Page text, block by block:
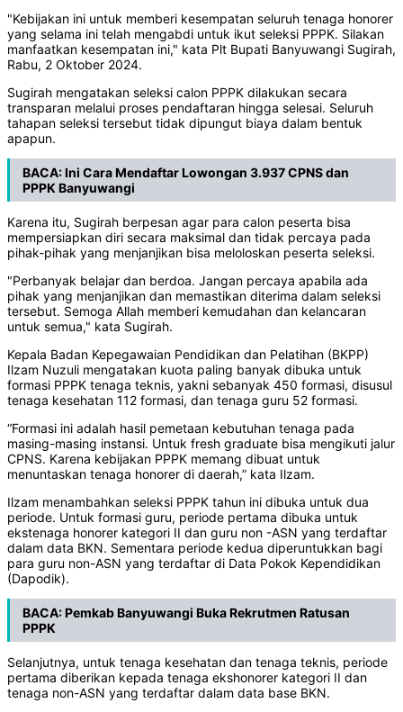
"Kebijakan ini untuk memberi kesempatan seluruh tenaga honorer
yang selama ini telah mengabdi untuk ikut seleksi PPPK. Silakan
manfaatkan kesempatan ini," kata Plt Bupati Banyuwangi Sugirah,
Rabu, 2 Oktober 2024.
Sugirah mengatakan seleksi calon PPPK dilakukan secara
transparan melalui proses pendaftaran hingga selesai. Seluruh
tahapan seleksi tersebut tidak dipungut biaya dalam bentuk
apapun.
BACA:Ini Cara Mendaftar Lowongan 3.937 CPNS dan
PPPK Banyuwangi
Karena itu, Sugirah berpesan agar para calon peserta bisa
mempersiapkan diri secara maksimal dan tidak percaya pada
pihak-pihak yang menjanjikan bisa meloloskan peserta seleksi.
"Perbanyak belajar dan berdoa. Jangan percaya apabila ada
pihak yang menjanjikan dan memastikan diterima dalam seleksi
tersebut. Semoga Allah memberi kemudahan dan kelancaran
untuk semua," kata Sugirah.
Kepala Badan Kepegawaian Pendidikan dan Pelatihan (BKPP)
Ilzam Nuzuli mengatakan kuota paling banyak dibuka untuk
formasi PPPK tenaga teknis, yakni sebanyak 450 formasi, disusul
tenaga kesehatan 112 formasi, dan tenaga guru 52 formasi.
“Formasi ini adalah hasil pemetaan kebutuhan tenaga pada
masing-masing instansi. Untuk fresh graduate bisa mengikuti jalur
CPNS. Karena kebijakan PPPK memang dibuat untuk
menuntaskan tenaga honorer di daerah,” kata Ilzam.
Ilzam menambahkan seleksi PPPK tahun ini dibuka untuk dua
periode. Untuk formasi guru, periode pertama dibuka untuk
ekstenaga honorer kategori II dan guru non -ASN yang terdaftar
dalam data BKN. Sementara periode kedua diperuntukkan bagi
para guru non-ASN yang terdaftar di Data Pokok Kependidikan
(Dapodik).
BACA:Pemkab Banyuwangi Buka Rekrutmen Ratusan
PPPK
Selanjutnya, untuk tenaga kesehatan dan tenaga teknis, periode
pertama diberikan kepada tenaga ekshonorer kategori II dan
tenaga non-ASN yang terdaftar dalam data base BKN.